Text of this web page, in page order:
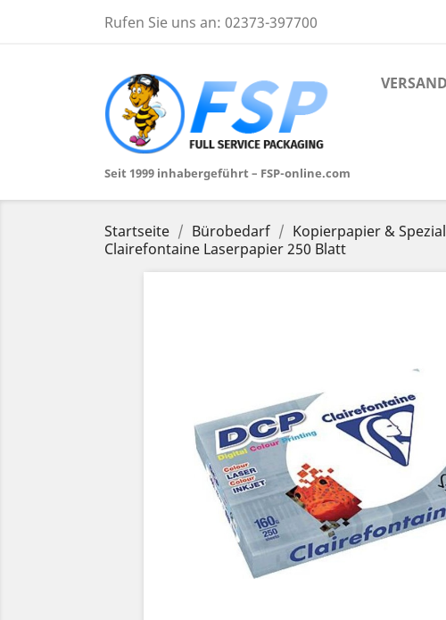
Rufen Sie uns an: 02373-397700
Seit 1999 inhabergeführt – FSP-online.com
Startseite Bürobedarf Kopierpapier &
Clairefontaine Laserpapier 250 Blatt